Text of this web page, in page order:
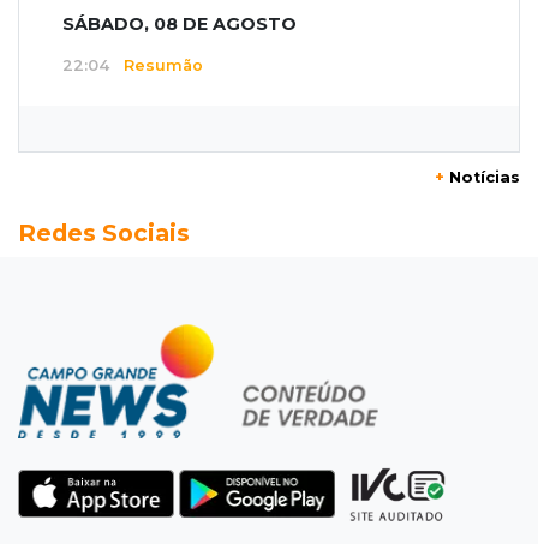
SÁBADO, 08 DE AGOSTO
22:04 Resumão
Estadual feminino define grupos e tabela para
Caarapó
Motociclista morre atropelado por caminhão
na MS-278
Náutico segura empate com Comercial e
conquista o estadual sub-13
+ Notícias
Redes Sociais